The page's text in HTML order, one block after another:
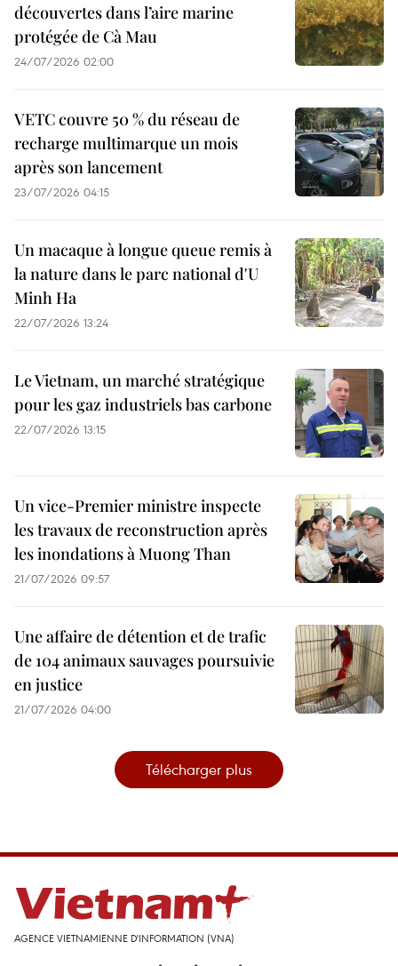
découvertes dans l’aire marine
protégée de Cà Mau
24/07/2026 02:00
VETC couvre 50 % du réseau de
recharge multimarque un mois
après son lancement
23/07/2026 04:15
Un macaque à longue queue remis à
la nature dans le parc national d'U
Minh Ha
22/07/2026 13:24
Le Vietnam, un marché stratégique
pour les gaz industriels bas carbone
22/07/2026 13:15
Un vice-Premier ministre inspecte
les travaux de reconstruction après
les inondations à Muong Than
21/07/2026 09:57
Une affaire de détention et de trafic
de 104 animaux sauvages poursuivie
en justice
21/07/2026 04:00
Télécharger plus
AGENCE VIETNAMIENNE D'INFORMATION (VNA)